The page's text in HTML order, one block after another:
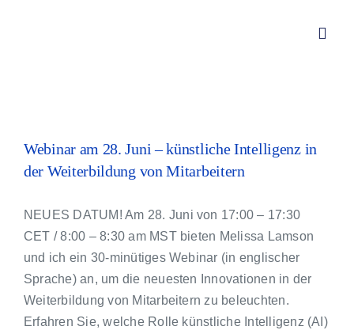
Über mich
Aktuelles
Kundenstimmen
grösseres
Bild
Webinar am 28. Juni – künstliche Intelligenz in
der Weiterbildung von Mitarbeitern
NEUES DATUM! Am 28. Juni von 17:00 – 17:30
CET / 8:00 – 8:30 am MST bieten Melissa Lamson
und ich ein 30-minütiges Webinar (in englischer
Sprache) an, um die neuesten Innovationen in der
Weiterbildung von Mitarbeitern zu beleuchten.
Erfahren Sie, welche Rolle künstliche Intelligenz (AI)